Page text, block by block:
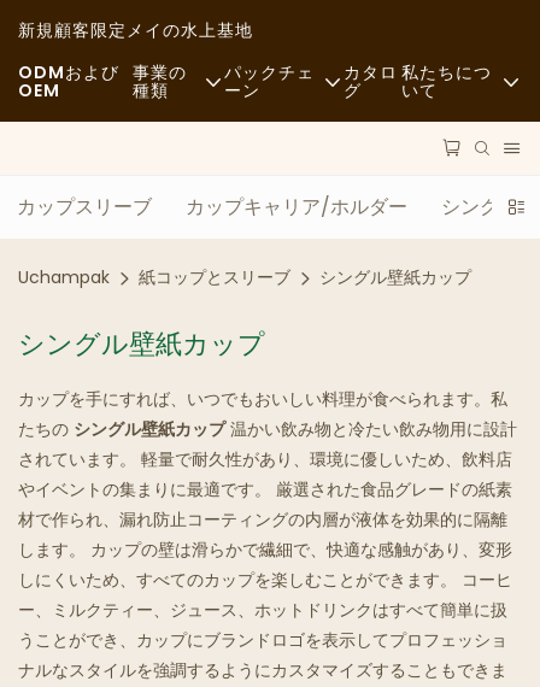
新規顧客限定メイの水上基地
ODMおよび
OEM
事業の
種類
カジュアル
ビュッフェ
フードトラック
ベーカリー
グリーススプーン
ゴーストレストラン
パックチェ
ーン
交通機関
カタロ
グ
私たちにつ
いて
持続可能性
カップスリーブ カップキャリア/ホルダー シングル
Uchampak 紙コップとスリーブ シングル壁紙カップ
シングル壁紙カップ
カップを手にすれば、いつでもおいしい料理が食べられます。私
たちの シングル壁紙カップ温かい飲み物と冷たい飲み物用に設計
されています。 軽量で耐久性があり、環境に優しいため、飲料店
やイベントの集まりに最適です。 厳選された食品グレードの紙素
材で作られ、漏れ防止コーティングの内層が液体を効果的に隔離
します。 カップの壁は滑らかで繊細で、快適な感触があり、変形
しにくいため、すべてのカップを楽しむことができます。 コーヒ
ー、ミルクティー、ジュース、ホットドリンクはすべて簡単に扱
うことができ、カップにブランドロゴを表示してプロフェッショ
ナルなスタイルを強調するようにカスタマイズすることもできま